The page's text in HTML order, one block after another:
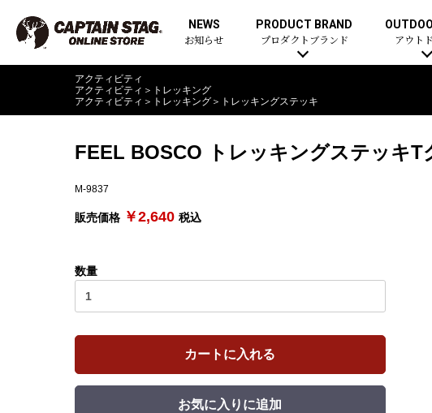
NEWS
お知らせ
PRODUCT BRAND
プロダクトブランド アウト
アクティビティ
アクティビティ ＞ トレッキング
アクティビティ ＞ トレッキング ＞ トレッキングステッキ
FEEL BOSCO トレッキングステッキT
M-9837
販売価格 ￥2,640 税込
数量
カートに入れる
お気に入りに追加